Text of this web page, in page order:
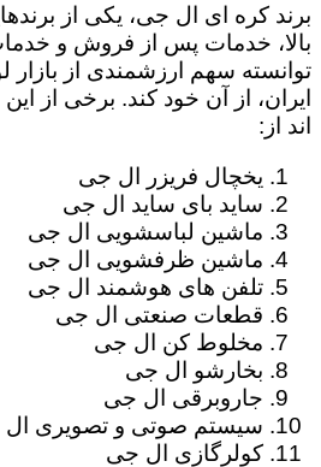
برند کره ای ال جی، یکی از
بالا، خدمات پس از فروش و
توانسته سهم ارزشمندی از بازار
ایران، از آن خود کند. برخی از
اند از:
یخچال فریزر ال جی
ساید بای ساید ال جی
ماشین لباسشویی ال جی
ماشین ظرفشویی ال جی
تلفن های هوشمند ال جی
قطعات صنعتی ال جی
مخلوط کن ال جی
بخارشو ال جی
جاروبرقی ال جی
سیستم صوتی و تصویری
کولرگازی ال جی